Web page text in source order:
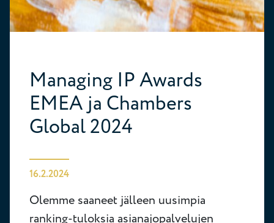
Managing IP Awards
EMEA ja Chambers
Global 2024
16.2.2024
Olemme saaneet jälleen uusimpia
ranking-tuloksia asianajopalvelujen